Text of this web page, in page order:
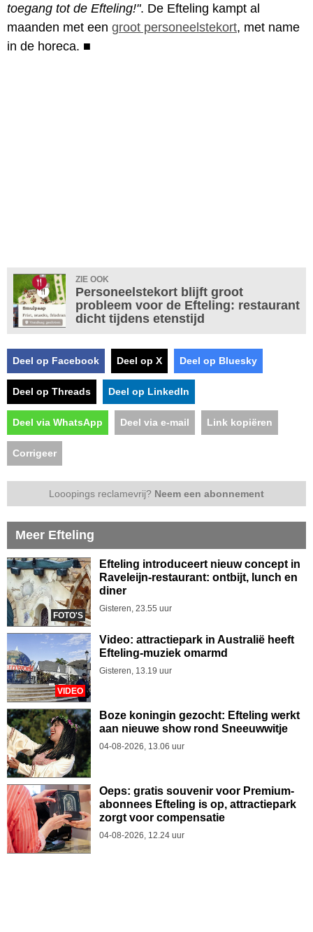
toegang tot de Efteling!". De Efteling kampt al
maanden met een groot personeelstekort, met name
in de horeca. ■
ZIE OOK
Personeelstekort blijft groot
probleem voor de Efteling: restaurant
dicht tijdens etenstijd
Deel op Facebook Deel op X Deel op Bluesky
Deel op Threads Deel op LinkedIn
Deel via WhatsApp Deel via e-mail Link kopiëren
Corrigeer
Looopings reclamevrij? Neem een abonnement
Meer Efteling
FOTO'S
Efteling introduceert nieuw concept in
Raveleijn-restaurant: ontbijt, lunch en
diner
Gisteren, 23.55 uur
VIDEO
Video: attractiepark in Australië heeft
Efteling-muziek omarmd
Gisteren, 13.19 uur
Boze koningin gezocht: Efteling werkt
aan nieuwe show rond Sneeuwwitje
04-08-2026, 13.06 uur
Oeps: gratis souvenir voor Premium-
abonnees Efteling is op, attractiepark
zorgt voor compensatie
04-08-2026, 12.24 uur